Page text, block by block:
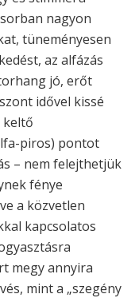
nagyon
tüneményesen
az alfázás
jó, erőt
idővel kissé
keltő
piros) pontot
– nem felejthetjük
fénye
a közvetlen
kapcsolatos
megy annyira
mint a „szegény